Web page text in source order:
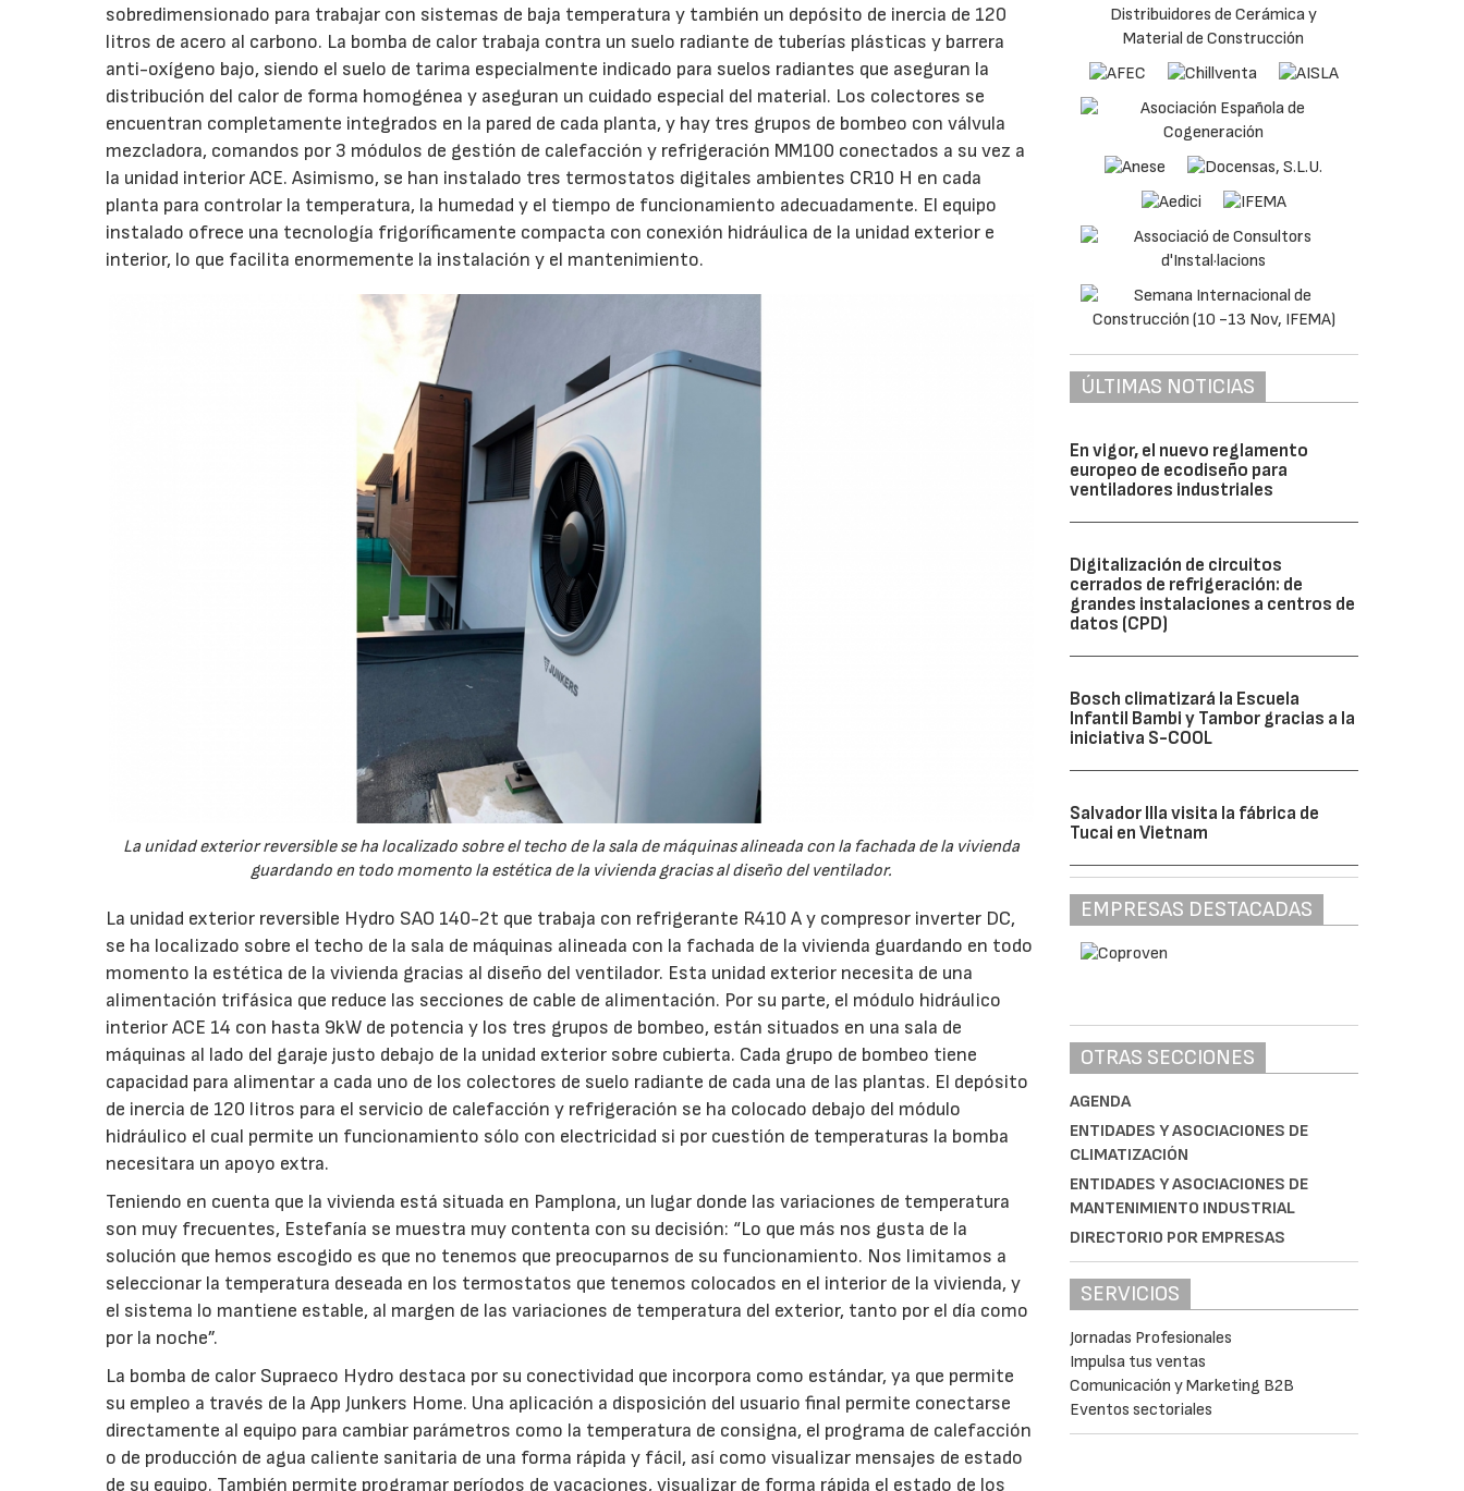
sobredimensionado para trabajar con sistemas de baja temperatura y también un depósito de inercia de 120
litros de acero al carbono. La bomba de calor trabaja contra un suelo radiante de tuberías plásticas y barrera
anti-oxígeno bajo, siendo el suelo de tarima especialmente indicado para suelos radiantes que aseguran la
distribución del calor de forma homogénea y aseguran un cuidado especial del material. Los colectores se
encuentran completamente integrados en la pared de cada planta, y hay tres grupos de bombeo con válvula
mezcladora, comandos por 3 módulos de gestión de calefacción y refrigeración MM100 conectados a su vez a
la unidad interior ACE. Asimismo, se han instalado tres termostatos digitales ambientes CR10 H en cada
planta para controlar la temperatura, la humedad y el tiempo de funcionamiento adecuadamente. El equipo
instalado ofrece una tecnología frigoríficamente compacta con conexión hidráulica de la unidad exterior e
interior, lo que facilita enormemente la instalación y el mantenimiento.
La unidad exterior reversible se ha localizado sobre el techo de la sala de máquinas alineada con la fachada de la vivienda
guardando en todo momento la estética de la vivienda gracias al diseño del ventilador.
La unidad exterior reversible Hydro SAO 140-2t que trabaja con refrigerante R410 A y compresor inverter DC,
se ha localizado sobre el techo de la sala de máquinas alineada con la fachada de la vivienda guardando en todo
momento la estética de la vivienda gracias al diseño del ventilador. Esta unidad exterior necesita de una
alimentación trifásica que reduce las secciones de cable de alimentación. Por su parte, el módulo hidráulico
interior ACE 14 con hasta 9kW de potencia y los tres grupos de bombeo, están situados en una sala de
máquinas al lado del garaje justo debajo de la unidad exterior sobre cubierta. Cada grupo de bombeo tiene
capacidad para alimentar a cada uno de los colectores de suelo radiante de cada una de las plantas. El depósito
de inercia de 120 litros para el servicio de calefacción y refrigeración se ha colocado debajo del módulo
hidráulico el cual permite un funcionamiento sólo con electricidad si por cuestión de temperaturas la bomba
necesitara un apoyo extra.
Teniendo en cuenta que la vivienda está situada en Pamplona, un lugar donde las variaciones de temperatura
son muy frecuentes, Estefanía se muestra muy contenta con su decisión: “Lo que más nos gusta de la
solución que hemos escogido es que no tenemos que preocuparnos de su funcionamiento. Nos limitamos a
seleccionar la temperatura deseada en los termostatos que tenemos colocados en el interior de la vivienda, y
el sistema lo mantiene estable, al margen de las variaciones de temperatura del exterior, tanto por el día como
por la noche”.
La bomba de calor Supraeco Hydro destaca por su conectividad que incorpora como estándar, ya que permite
su empleo a través de la App Junkers Home. Una aplicación a disposición del usuario final permite conectarse
directamente al equipo para cambiar parámetros como la temperatura de consigna, el programa de calefacción
o de producción de agua caliente sanitaria de una forma rápida y fácil, así como visualizar mensajes de estado
de su equipo. También permite programar períodos de vacaciones, visualizar de forma rápida el estado de los
ÚLTIMAS NOTICIAS
En vigor, el nuevo reglamento
europeo de ecodiseño para
ventiladores industriales
Digitalización de circuitos
cerrados de refrigeración: de
grandes instalaciones a centros de
datos (CPD)
Bosch climatizará la Escuela
Infantil Bambi y Tambor gracias a la
iniciativa S-COOL
Salvador Illa visita la fábrica de
Tucai en Vietnam
EMPRESAS DESTACADAS
OTRAS SECCIONES
AGENDA
ENTIDADES Y ASOCIACIONES DE
CLIMATIZACIÓN
ENTIDADES Y ASOCIACIONES DE
MANTENIMIENTO INDUSTRIAL
DIRECTORIO POR EMPRESAS
SERVICIOS
Jornadas Profesionales
Impulsa tus ventas
Comunicación y Marketing B2B
Eventos sectoriales